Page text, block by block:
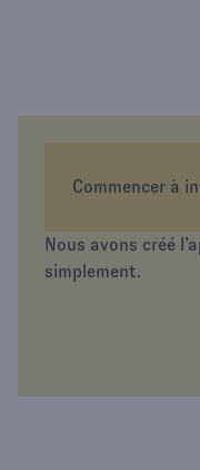
Épargnez
Envie d’investir
simplement
Nous avons créé
simplement.
Commencer à